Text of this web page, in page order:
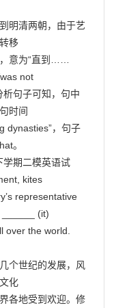
明清两朝，由于艺
移
意为“直到……
not
句子可知，句中
时间
dynasties”，句子
。
期二模英语试
kites
representative
(it)
over the world.
个世纪的发展，风
化
各地受到欢迎。修